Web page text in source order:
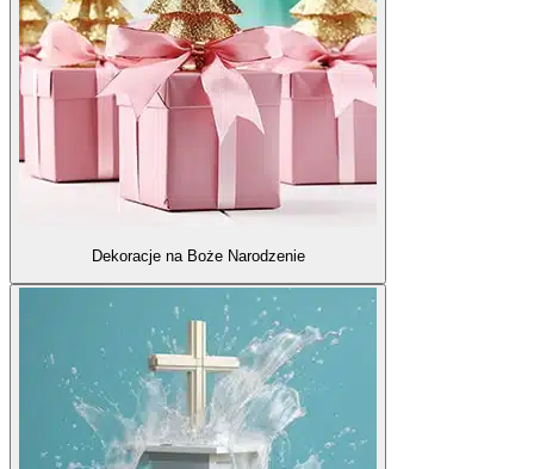
Dekoracje na Boże Narodzenie